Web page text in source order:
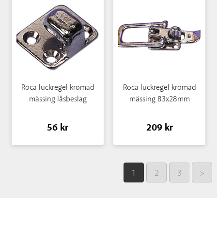
Roca luckregel kromad
mässing låsbeslag
56 kr
Roca luckregel kromad
mässing 83x28mm
209 kr
1 2 3 >